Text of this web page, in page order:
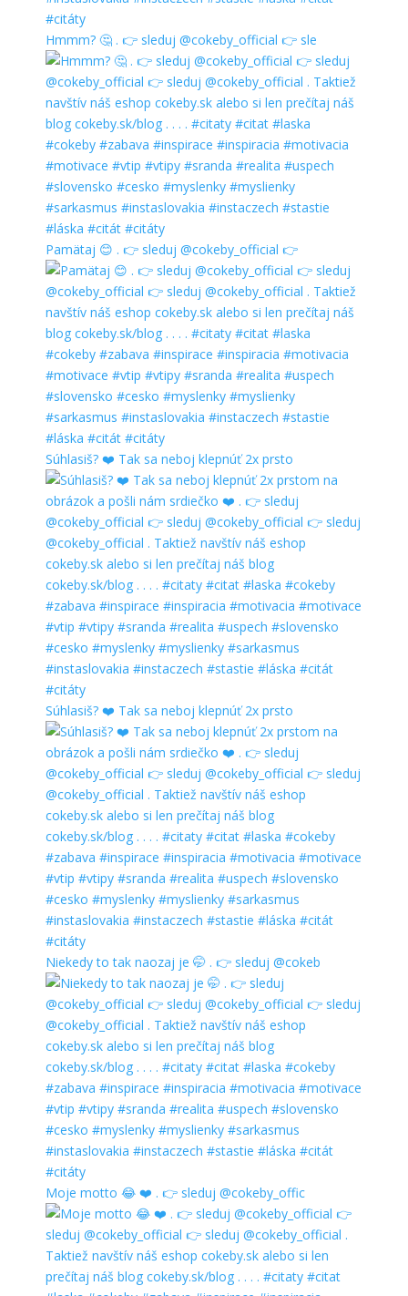
Hmmm? 🤔 . 👉 sleduj @cokeby_official 👉 sle
Pamätaj 😊 . 👉 sleduj @cokeby_official 👉
Súhlasiš? ❤️ Tak sa neboj klepnúť 2x prsto
Súhlasiš? ❤️ Tak sa neboj klepnúť 2x prsto
Niekedy to tak naozaj je 🤭 . 👉 sleduj @cokeb
Moje motto 😂 ❤️ . 👉 sleduj @cokeby_offic